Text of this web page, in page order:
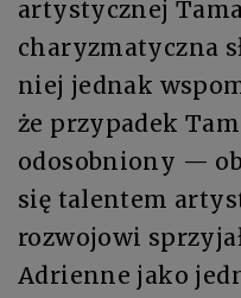
artystycznej
charyzmatyczna
niej jednak
że przypadek
odosobniony —
się talentem
rozwojowi
Adrienne jako